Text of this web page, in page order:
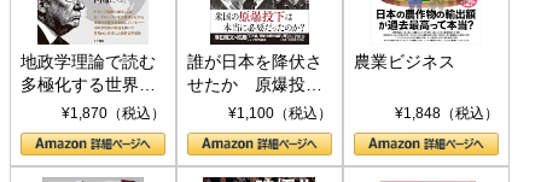
地政学理論で読む
多極化する世界：
トランプとBRICS
の挑戦
¥1,870（税込）
誰が日本を降伏さ
せたか 原爆投
下、ソ連参戦、そ
して聖断 (PHP新
書)
¥1,100（税込）
農業ビジネス
¥1,848（税込）